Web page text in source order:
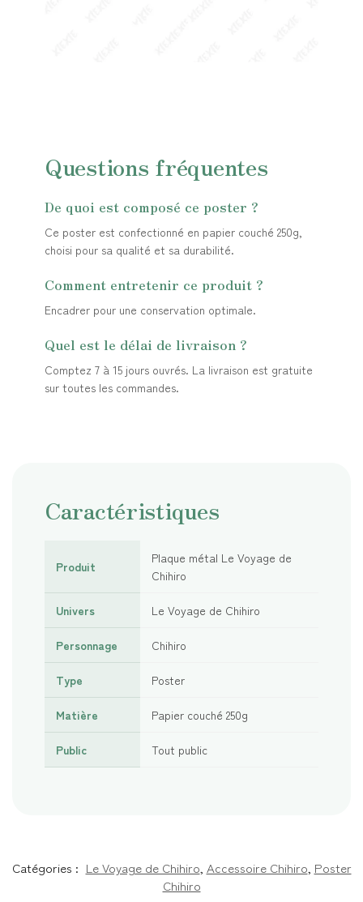
Questions fréquentes
De quoi est composé ce poster ?
Ce poster est confectionné en papier couché 250g,
choisi pour sa qualité et sa durabilité.
Comment entretenir ce produit ?
Encadrer pour une conservation optimale.
Quel est le délai de livraison ?
Comptez 7 à 15 jours ouvrés. La livraison est gratuite
sur toutes les commandes.
Caractéristiques
Produit
Plaque métal Le Voyage de
Chihiro
Univers Le Voyage de Chihiro
Personnage Chihiro
Type Poster
Matière Papier couché 250g
Public Tout public
Catégories : Le Voyage de Chihiro, Accessoire Chihiro, Poster
Chihiro